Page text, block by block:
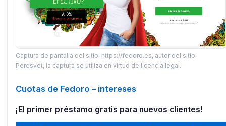
Captura de pantalla del sitio: https://fedoro.es, autor del sitio:
Peresvet, la captura se utiliza en virtud de licencia legal.
Cuotas de Fedoro – intereses
¡El primer préstamo gratis para nuevos clientes!